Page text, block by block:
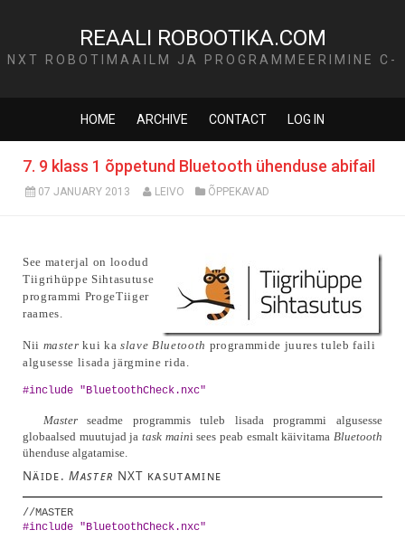
REAALI ROBOOTIKA.COM
NXT ROBOTIMAAILM JA PROGRAMMEERIMINE C-
HOME ARCHIVE CONTACT LOG IN
7. 9 klass 1 õppetund Bluetooth ühenduse abifail
07 JANUARY 2013 LEIVO ÕPPEKAVAD
See materjal on loodud
Tiigrihüppe Sihtasutuse
programmi ProgeTiiger
raames.
Nii master kui kaslave Bluetooth programmide juures tuleb faili
algusesse lisada järgmine rida.
#include "BluetoothCheck.nxc"
Masterseadme programmis tuleb lisada programmi algusesse
globaalsed muutujad ja task maini sees peab esmalt käivitamaBluetooth
ühenduse algatamise.
Näide.Master NXT kasutamine
//MASTER
#include "BluetoothCheck.nxc"